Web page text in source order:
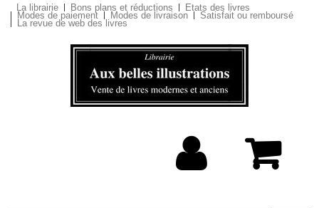
La librairie Bons plans et réductions Etats des livres
Modes de paiement Modes de livraison Satisfait ou remboursé
La revue de web des livres